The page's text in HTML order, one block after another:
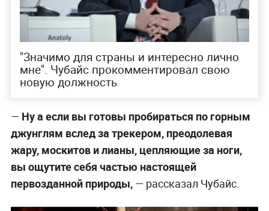
"Значимо для страны и интересно лично
мне". Чубайс прокомментировал свою
новую должность
— Ну а если вы готовы пробираться по горным
джунглям вслед за трекером, преодолевая
жару, москитов и лианы, цепляющие за ноги,
вы ощутите себя частью настоящей
первозданной природы, — рассказал Чубайс.